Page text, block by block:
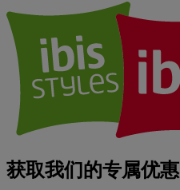
获取我们的专属优惠